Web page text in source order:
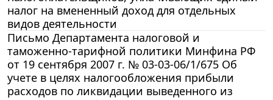
налог на вмененный доход для отдельных
видов деятельности
Письмо Департамента налоговой и
таможенно-тарифной политики Минфина РФ
от 19 сентября 2007 г. № 03-03-06/1/675 Об
учете в целях налогообложения прибыли
расходов по ликвидации выведенного из